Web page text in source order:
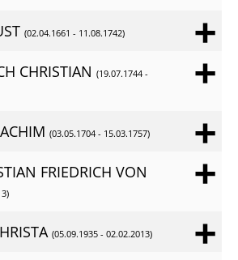
(02.04.1661 - 11.08.1742)
CHRISTIAN (19.07.1744 -
(03.05.1704 - 15.03.1757)
FRIEDRICH VON
(05.09.1935 - 02.02.2013)